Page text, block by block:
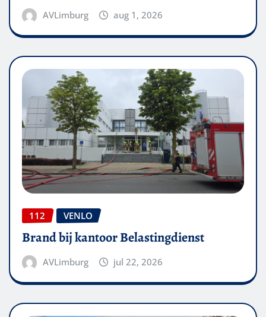
AVLimburg aug 1, 2026
112 VENLO
Brand bij kantoor Belastingdienst
AVLimburg jul 22, 2026